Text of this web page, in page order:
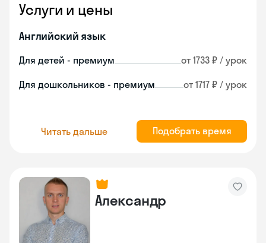
Услуги и цены
Английский язык
Для детей - премиум от 1733 ₽ / урок
Для дошкольников - премиум от 1717 ₽ / урок
Читать дальше Подобрать время
Александр